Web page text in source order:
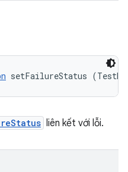
setFailureStatus
liên kết với lỗi.